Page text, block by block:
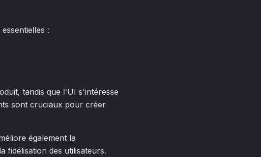
:
tandis que l'UI s'intéresse
sont cruciaux pour créer
également la
fidélisation des utilisateurs.